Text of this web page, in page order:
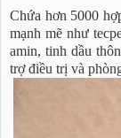
Chứa hơn 5000
mạnh mẽ như
amin, tinh dầu
trợ điều trị và